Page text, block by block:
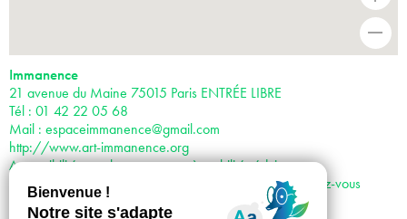
Immanence
21 avenue du Maine 75015 Paris ENTRÉE LIBRE
Tél : 01 42 22 05 68
Mail : espaceimmanence@gmail.com
http://www.art-immanence.org
Accessibilité pour les personnes à mobilité réduite
Horaires : du jeudi au samedi de 14h à 18h et sur rendez-vous
Accès :